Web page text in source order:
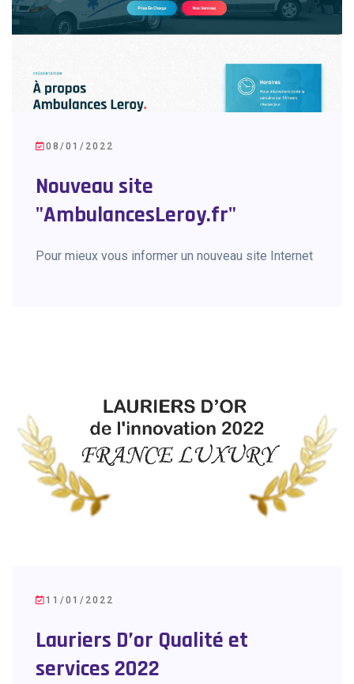
08/01/2022
Nouveau site
"AmbulancesLeroy.fr"
Pour mieux vous informer un nouveau site Internet
11/01/2022
Lauriers D’or Qualité et
services 2022